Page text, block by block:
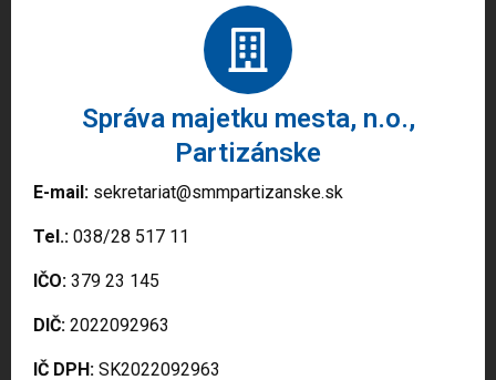
Správa majetku mesta, n.o.,
Partizánske
E-mail: sekretariat@smmpartizanske.sk
Tel.: 038/28 517 11
IČO: 379 23 145
DIČ: 2022092963
IČ DPH: SK2022092963